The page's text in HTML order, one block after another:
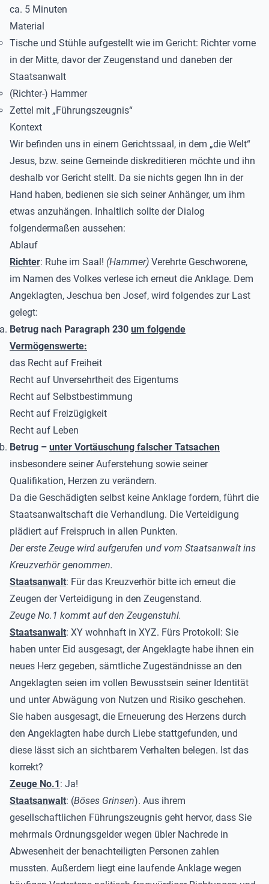
ca. 5 Minuten
Material
Tische und Stühle aufgestellt wie im Gericht: Richter vorne
in der Mitte, davor der Zeugenstand und daneben der
Staatsanwalt
(Richter-) Hammer
Zettel mit „Führungszeugnis“
Kontext
Wir befinden uns in einem Gerichtssaal, in dem „die Welt“
Jesus, bzw. seine Gemeinde diskreditieren möchte und ihn
deshalb vor Gericht stellt. Da sie nichts gegen Ihn in der
Hand haben, bedienen sie sich seiner Anhänger, um ihm
etwas anzuhängen. Inhaltlich sollte der Dialog
folgendermaßen aussehen:
Ablauf
Richter: Ruhe im Saal! (Hammer) Verehrte Geschworene,
im Namen des Volkes verlese ich erneut die Anklage. Dem
Angeklagten, Jeschua ben Josef, wird folgendes zur Last
gelegt:
Betrug nach Paragraph 230 um folgende
Vermögenswerte:
das Recht auf Freiheit
Recht auf Unversehrtheit des Eigentums
Recht auf Selbstbestimmung
Recht auf Freizügigkeit
Recht auf Leben
Betrug – unter Vortäuschung falscher Tatsachen
insbesondere seiner Auferstehung sowie seiner
Qualifikation, Herzen zu verändern.
Da die Geschädigten selbst keine Anklage fordern, führt die
Staatsanwaltschaft die Verhandlung. Die Verteidigung
plädiert auf Freispruch in allen Punkten.
Der erste Zeuge wird aufgerufen und vom Staatsanwalt ins
Kreuzverhör genommen.
Staatsanwalt: Für das Kreuzverhör bitte ich erneut die
Zeugen der Verteidigung in den Zeugenstand.
Zeuge No.1 kommt auf den Zeugenstuhl.
Staatsanwalt: XY wohnhaft in XYZ. Fürs Protokoll: Sie
haben unter Eid ausgesagt, der Angeklagte habe ihnen ein
neues Herz gegeben, sämtliche Zugeständnisse an den
Angeklagten seien im vollen Bewusstsein seiner Identität
und unter Abwägung von Nutzen und Risiko geschehen.
Sie haben ausgesagt, die Erneuerung des Herzens durch
den Angeklagten habe durch Liebe stattgefunden, und
diese lässt sich an sichtbarem Verhalten belegen. Ist das
korrekt?
Zeuge No.1: Ja!
Staatsanwalt: (Böses Grinsen). Aus ihrem
gesellschaftlichen Führungszeugnis geht hervor, dass Sie
mehrmals Ordnungsgelder wegen übler Nachrede in
Abwesenheit der benachteiligten Personen zahlen
mussten. Außerdem liegt eine laufende Anklage wegen